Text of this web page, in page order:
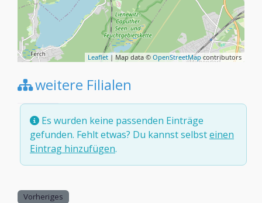
Leaflet | Map data © OpenStreetMap contributors
weitere Filialen
Es wurden keine passenden Einträge
gefunden. Fehlt etwas? Du kannst selbsteinen
Eintrag hinzufügen.
Vorheriges